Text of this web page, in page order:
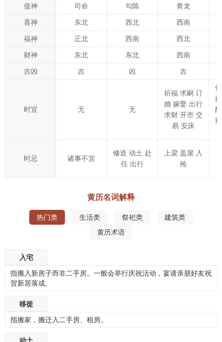
值神 司命 勾陈 青龙
喜神 东北 西北 西南
福神 正北 西南 西北
财神 东北 东北 西南
吉凶 吉 凶 吉
时宜 无 无
祈福 求嗣 订
婚 嫁娶 出行
求财 开市 交
易 安床
时忌 诸事不宜
修造 动土 赴
任 出行
上梁 盖屋 入
殓
黄历名词解释
热门类 生活类 祭祀类
建筑类
黄历术语
入宅
指搬入新房子而非二手房。一般会举行庆祝活动，宴请亲朋好友祝
贺新居落成。
移徙
指搬家，搬迁入二手房、租房。